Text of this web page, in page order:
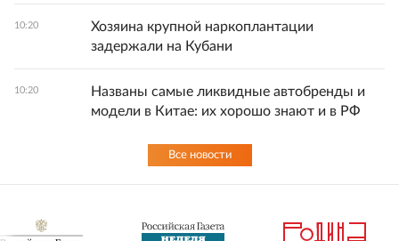
10:20
Хозяина крупной наркоплантации
задержали на Кубани
10:20
Названы самые ликвидные автобренды и
модели в Китае: их хорошо знают и в РФ
Все новости